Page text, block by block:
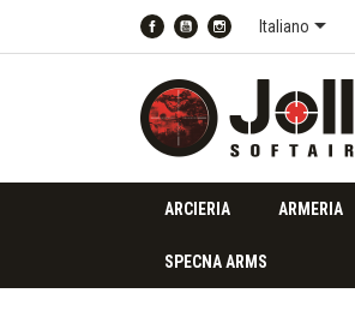
FacebookYouTube
Italiano
ARCIERIA ARMERIA
SPECNA ARMS